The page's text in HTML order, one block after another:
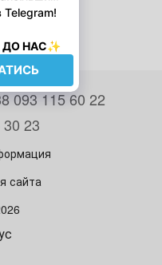
093 115 60 22
23
сайта